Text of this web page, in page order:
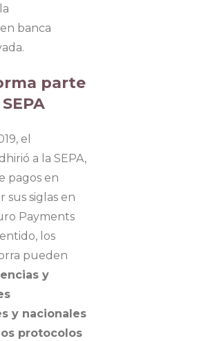
banca
parte
el
a la SEPA,
pagos en
sus siglas en
Payments
los
pueden
y
y nacionales
protocolos